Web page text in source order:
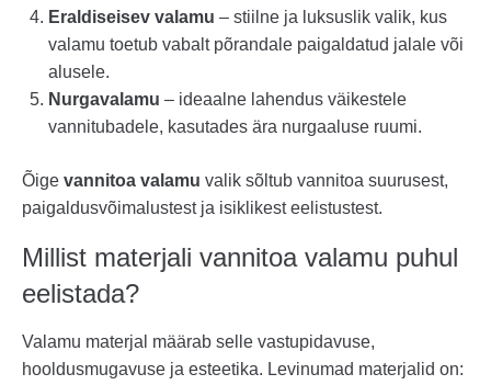
Eraldiseisev valamu – stiilne ja luksuslik valik, kus
valamu toetub vabalt põrandale paigaldatud jalale või
alusele.
Nurgavalamu – ideaalne lahendus väikestele
vannitubadele, kasutades ära nurgaaluse ruumi.
Õige vannitoa valamu valik sõltub vannitoa suurusest,
paigaldusvõimalustest ja isiklikest eelistustest.
Millist materjali vannitoa valamu puhul
eelistada?
Valamu materjal määrab selle vastupidavuse,
hooldusmugavuse ja esteetika. Levinumad materjalid on: